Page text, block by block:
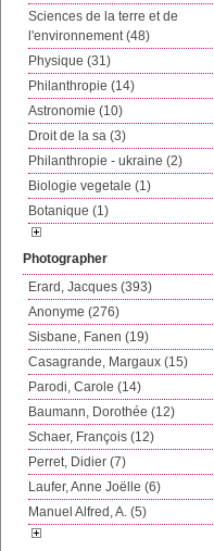
Sciences de la terre et de
l'environnement (48)
Physique (31)
Philanthropie (14)
Astronomie (10)
Droit de la sa (3)
Philanthropie - ukraine (2)
Biologie vegetale (1)
Botanique (1)
Photographer
Erard, Jacques (393)
Anonyme (276)
Sisbane, Fanen (19)
Casagrande, Margaux (15)
Parodi, Carole (14)
Baumann, Dorothée (12)
Schaer, François (12)
Perret, Didier (7)
Laufer, Anne Joëlle (6)
Manuel Alfred, A. (5)